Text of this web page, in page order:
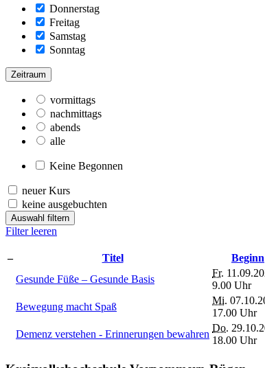
Donnerstag
Freitag
Samstag
Sonntag
Zeitraum
vormittags
nachmittags
abends
alle
Keine Begonnen
neuer Kurs
keine ausgebuchten
Auswahl filtern
Filter leeren
– Titel Beginn
Gesunde Füße – Gesunde Basis
Fr.
9.00 Uhr
Bewegung macht Spaß
Mi.
17.00 Uhr
Demenz verstehen - Erinnerungen bewahren
Do.
18.00 Uhr